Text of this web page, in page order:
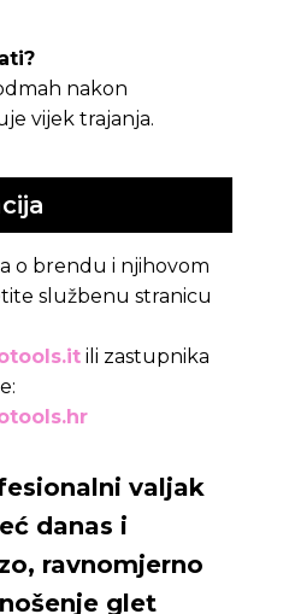
nakon
vijek trajanja.
o brendu i njihovom
službenu stranicu
ili zastupnika
valjak
danas i
ravnomjerno
glet